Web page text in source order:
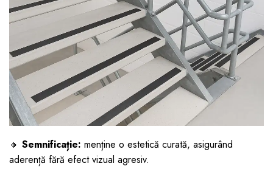
🔸 Semnificație: menține o estetică curată, asigurând
aderență fără efect vizual agresiv.